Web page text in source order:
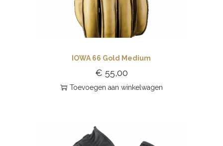
IOWA 66 Gold Medium
€ 55,00
Toevoegen aan winkelwagen